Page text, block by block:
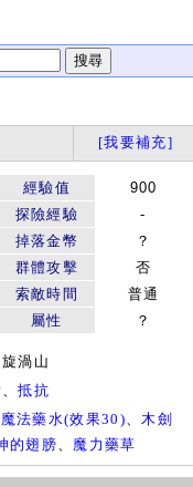
[我要補充]
經驗值
900
探險經驗
-
掉落金幣
？
群體攻擊
否
索敵時間
普通
屬性 ？
渦山
、抵抗
法藥水(效果30)、木劍
的翅膀、 魔力藥草